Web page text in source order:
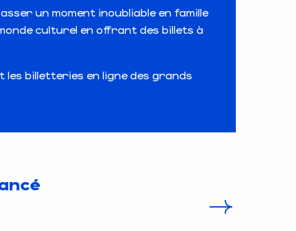
un moment inoubliable en famille
culturel en offrant des billets à
billetteries en ligne des grands